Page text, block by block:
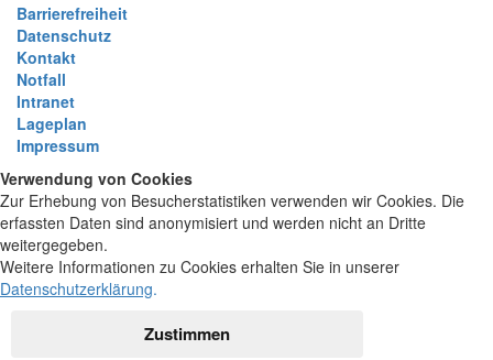
Barrierefreiheit
Datenschutz
Kontakt
Notfall
Intranet
Lageplan
Impressum
Verwendung von Cookies
Zur Erhebung von Besucherstatistiken verwenden wir Cookies. Die
erfassten Daten sind anonymisiert und werden nicht an Dritte
weitergegeben.
Weitere Informationen zu Cookies erhalten Sie in unserer
Datenschutzerklärung.
Zustimmen